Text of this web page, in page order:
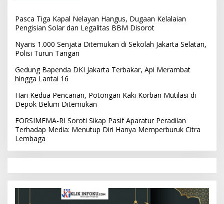
Pasca Tiga Kapal Nelayan Hangus, Dugaan Kelalaian
Pengisian Solar dan Legalitas BBM Disorot
Nyaris 1.000 Senjata Ditemukan di Sekolah Jakarta Selatan,
Polisi Turun Tangan
Gedung Bapenda DKI Jakarta Terbakar, Api Merambat
hingga Lantai 16
Hari Kedua Pencarian, Potongan Kaki Korban Mutilasi di
Depok Belum Ditemukan
FORSIMEMA-RI Soroti Sikap Pasif Aparatur Peradilan
Terhadap Media: Menutup Diri Hanya Memperburuk Citra
Lembaga